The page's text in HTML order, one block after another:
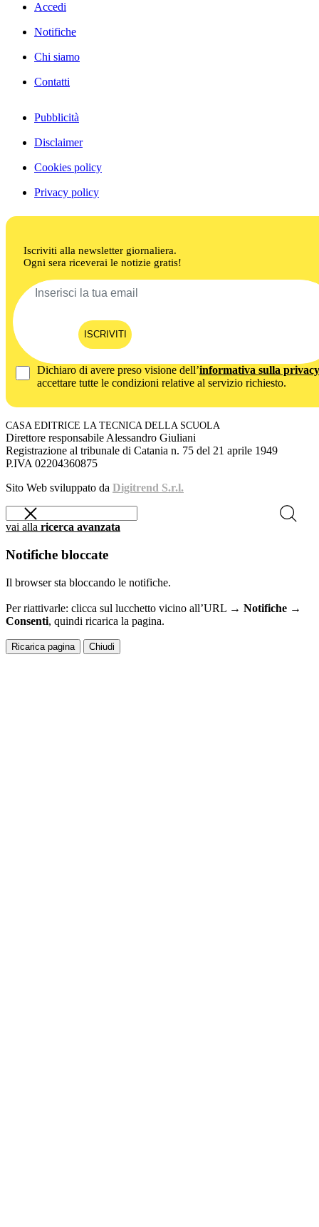
Accedi
Notifiche
Chi siamo
Contatti
Pubblicità
Disclaimer
Cookies policy
Privacy policy
Iscriviti alla newsletter giornaliera.
Ogni sera riceverai le notizie gratis!
ISCRIVITI
Dichiaro di avere preso visione dell’informativa sulla privacy
accettare tutte le condizioni relative al servizio richiesto.
CASA EDITRICE LA TECNICA DELLA SCUOLA
Direttore responsabile Alessandro Giuliani
Registrazione al tribunale di Catania n. 75 del 21 aprile 1949
P.IVA 02204360875
Sito Web sviluppato da Digitrend S.r.l.
vai alla ricerca avanzata
Notifiche bloccate
Il browser sta bloccando le notifiche.
Per riattivarle: clicca sul lucchetto vicino all’URL → Notifiche →
Consenti, quindi ricarica la pagina.
Ricarica pagina Chiudi